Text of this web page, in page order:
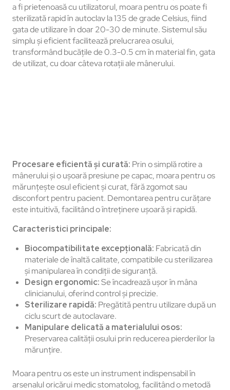
a fi prietenoasă cu utilizatorul, moara pentru os poate fi
sterilizată rapid în autoclav la 135 de grade Celsius, fiind
gata de utilizare în doar 20-30 de minute. Sistemul său
simplu și eficient facilitează prelucrarea osului,
transformând bucățile de 0.3-0.5 cm în material fin, gata
de utilizat, cu doar câteva rotații ale mânerului.
Procesare eficientă și curată: Prin o simplă rotire a
mânerului și o ușoară presiune pe capac, moara pentru os
mărunțește osul eficient și curat, fără zgomot sau
disconfort pentru pacient. Demontarea pentru curățare
este intuitivă, facilitând o întreținere ușoară și rapidă.
Caracteristici principale:
Biocompatibilitate excepțională: Fabricată din
materiale de înaltă calitate, compatibile cu sterilizarea
și manipularea în condiții de siguranță.
Design ergonomic:Se încadrează ușor în mâna
clinicianului, oferind control și precizie.
Sterilizare rapidă: Pregătită pentru utilizare după un
ciclu scurt de autoclavare.
Manipulare delicată a materialului osos:
Preservarea calității osului prin reducerea pierderilor la
mărunțire.
Moara pentru os este un instrument indispensabil în
arsenalul oricărui medic stomatolog, facilitând o metodă